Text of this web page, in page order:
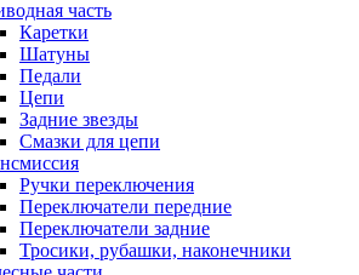
часть
Каретки
Шатуны
Педали
Цепи
Задние звезды
Смазки для цепи
Ручки переключения
Переключатели передние
Переключатели задние
Тросики, рубашки, наконечники